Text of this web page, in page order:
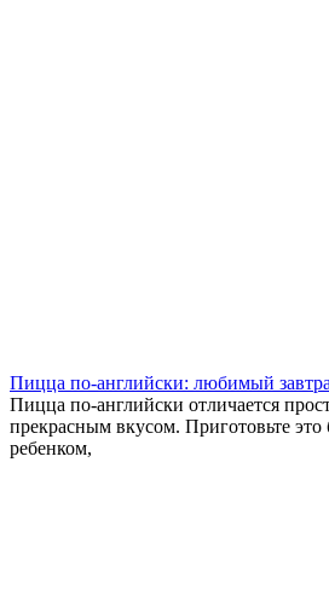
Пицца по-английски: любимый
Пицца по-английски отличается
прекрасным вкусом. Приготовьте это
ребенком,